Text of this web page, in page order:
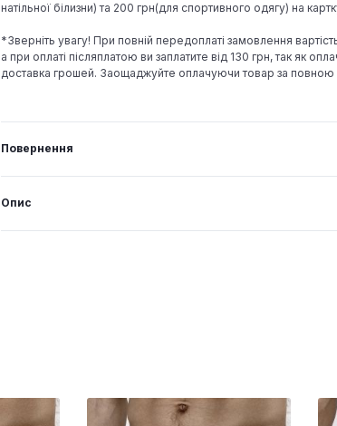
натільної білизни) та 200 грн(для спортивного одягу) на
*Зверніть увагу! При повній передоплаті замовлення
а при оплаті післяплатою ви заплатите від 130 грн, так як
доставка грошей. Заощаджуйте оплачуючи товар за
Повернення
Опис